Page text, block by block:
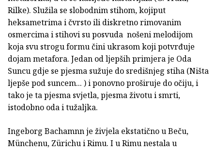
Rilke). Služila se slobodnim stihom, kojiput
heksametrima i čvrsto ili diskretno rimovanim
osmercima i stihovi su posvuda nošeni melodijom
koja svu strogu formu čini ukrasom koji potvrđuje
dojam metafora. Jedan od ljepših primjera je Oda
Suncu gdje se pjesma sužuje do središnjeg stiha (Ništa
ljepše pod suncem... ) i ponovno proširuje do očiju, i
tako je ta pjesma svjetla, pjesma životu i smrti,
istodobno oda i tužaljka.
Ingeborg Bachamnn je živjela ekstatično u Beču,
Münchenu, Zürichu i Rimu. I u Rimu nestala u